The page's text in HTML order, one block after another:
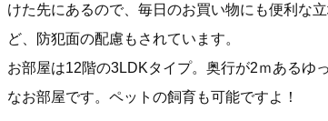
けた先にあるので、毎日のお買い物にも便利な
ど、防犯面の配慮もされています。
お部屋は12階の3LDKタイプ。奥行が2ｍあるゆ
なお部屋です。ペットの飼育も可能ですよ！